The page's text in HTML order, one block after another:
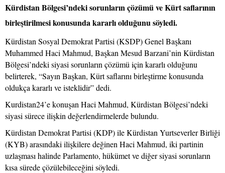
Kürdistan Bölgesi’ndeki sorunların çözümü ve Kürt saflarının
birleştirilmesi konusunda kararlı olduğunu söyledi.
Kürdistan Sosyal Demokrat Partisi (KSDP) Genel Başkanı
Muhammed Haci Mahmud, Başkan Mesud Barzani’nin Kürdistan
Bölgesi’ndeki siyasi sorunların çözümü için kararlı olduğunu
belirterek, “Sayın Başkan, Kürt saflarını birleştirme konusunda
oldukça kararlı ve isteklidir” dedi.
Kurdistan24’e konuşan Haci Mahmud, Kürdistan Bölgesi’ndeki
siyasi sürece ilişkin değerlendirmelerde bulundu.
Kürdistan Demokrat Partisi (KDP) ile Kürdistan Yurtseverler Birliği
(KYB) arasındaki ilişkilere değinen Haci Mahmud, iki partinin
uzlaşması halinde Parlamento, hükümet ve diğer siyasi sorunların
kısa sürede çözülebileceğini söyledi.